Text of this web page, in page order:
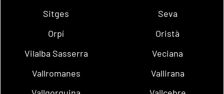
Sitges
Seva
Orpí
Oristà
Vilalba Sasserra
Veciana
Vallromanes
Vallirana